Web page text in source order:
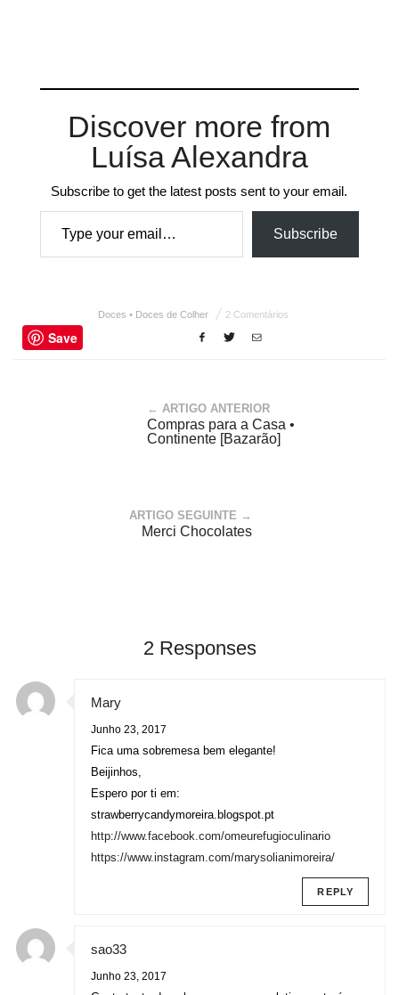
Discover more from
Luísa Alexandra
Subscribe to get the latest posts sent to your email.
Type your email…
Subscribe
Doces • Doces de Colher 2 Comentários
Save
← ARTIGO ANTERIOR
Compras para a Casa •
Continente [Bazarão]
ARTIGO SEGUINTE →
Merci Chocolates
2 Responses
Mary
Junho 23, 2017
Fica uma sobremesa bem elegante!
Beijinhos,
Espero por ti em:
strawberrycandymoreira.blogspot.pt
http://www.facebook.com/omeurefugioculinario
https://www.instagram.com/marysolianimoreira/
REPLY
sao33
Junho 23, 2017